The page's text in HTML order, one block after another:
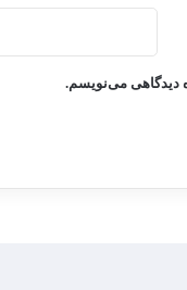
دیدگاهی می‌نویسم.